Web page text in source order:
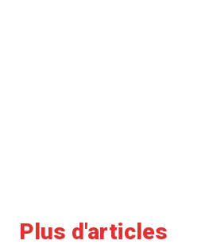
Plus d'articles